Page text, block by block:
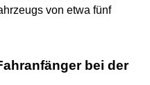
von etwa fünf
bei der